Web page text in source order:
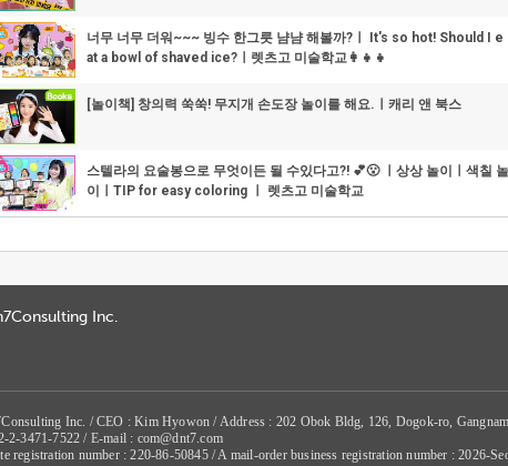
너무 너무 더워~~~ 빙수 한그릇 냠냠 해볼까?ㅣ It's so hot! Should I e
at a bowl of shaved ice?ㅣ렛츠고 미술학교👩‍👧‍👧
[놀이책] 창의력 쑥쑥! 무지개 손도장 놀이를 해요.ㅣ캐리 앤 북스
스텔라의 요술봉으로 무엇이든 될 수있다고?! 💕😮 ㅣ상상 놀이ㅣ색칠 놀
이ㅣTIP for easy coloring ㅣ 렛츠고 미술학교
Inc.
Inc. / CEO : Kim Hyowon / Address : 202 Obok Bldg, 126, Dogok-ro,
2-3471-7522 / E-mail : com@dnt7.com
registration number : 220-86-50845 / A mail-order business registration number : 2026-